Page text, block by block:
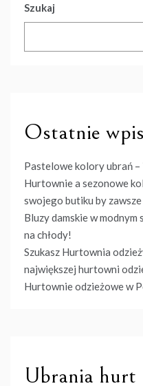
Szukaj
Ostatnie
Pastelowe kolory ubrań –
Hurtownie a sezonowe
swojego butiku by zawsze
Bluzy damskie w
na chłody!
Szukasz Hurtownia
największej hurtowni
Hurtownie odzieżowe w
Ubrania hurt